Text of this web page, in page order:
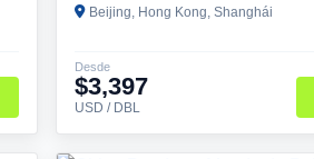
Beijing, Hong Kong, Shanghái
Desde
$3,397
USD / DBL